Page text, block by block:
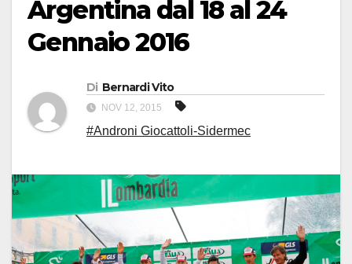
Argentina dal 18 al 24
Gennaio 2016
Di Bernardi Vito
NOV 12, 2015
#Androni Giocattoli-Sidermec